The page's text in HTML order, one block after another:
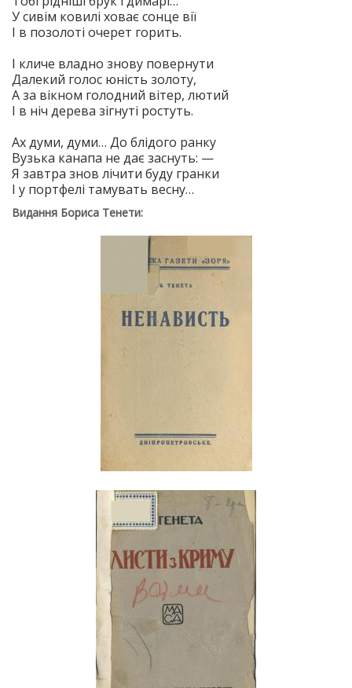
У сивім ковилі ховає сонце вії
І в позолоті очерет горить.
І кличе владно знову повернути
Далекий голос юність золоту,
А за вікном голодний вітер, лютий
І в ніч дерева зігнуті ростуть.
Ах думи, думи… До блідого ранку
Вузька канапа не дає заснуть: —
Я завтра знов лічити буду гранки
І у портфелі тамувать весну…
Видання Бориса Тенети: